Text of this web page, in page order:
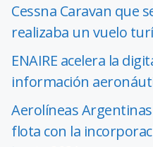
Cessna Caravan que
realizaba un vuelo
ENAIRE acelera la
información
Aerolíneas
flota con la